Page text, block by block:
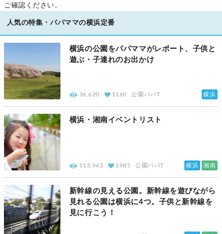
ご確認ください。
人気の特集・パパママの横浜定番
横浜の公園をパパママがレポート、子供と
遊ぶ・子連れのお出かけ
36,620 1160 公園パパT 横浜
横浜・湘南イベントリスト
113,943 1985 公園パパT 横浜 湘南
新幹線の見える公園。新幹線を遊びながら
見れる公園は横浜に4つ。子供と新幹線を
見に行こう！